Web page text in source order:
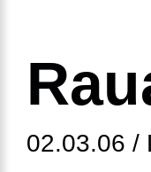
02.03.06 /